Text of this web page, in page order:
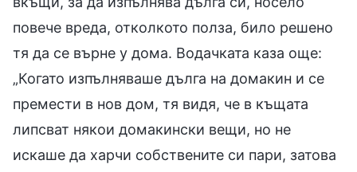
повече вреда, отколкото полза, било решено
тя да се върне у дома. Водачката каза още:
„Когато изпълняваше дълга на домакин и се
премести в нов дом, тя видя, че в къщата
липсват някои домакински вещи, но не
искаше да харчи собствените си пари, затова